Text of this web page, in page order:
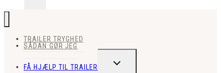
TRAILER TRYGHED
SÅDAN GØR JEG
FÅ HJÆLP TIL TRAILER
SKIFT